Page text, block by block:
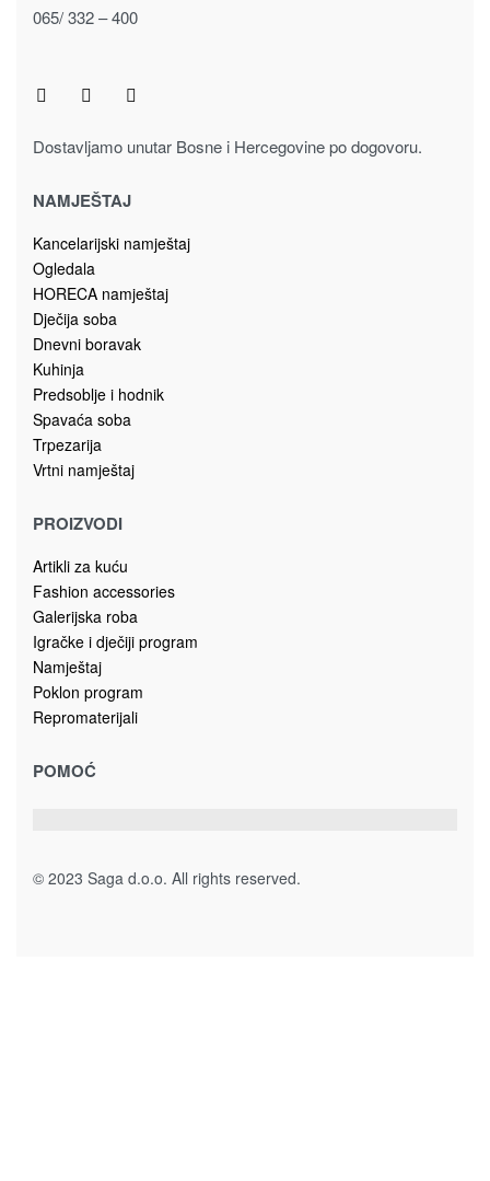
7.50KM
Dodaj u korpu
UMJETNO CVIJEĆE LJILJAN 95cm 9138862
Dodaj u korpu
Dodaj u korpu